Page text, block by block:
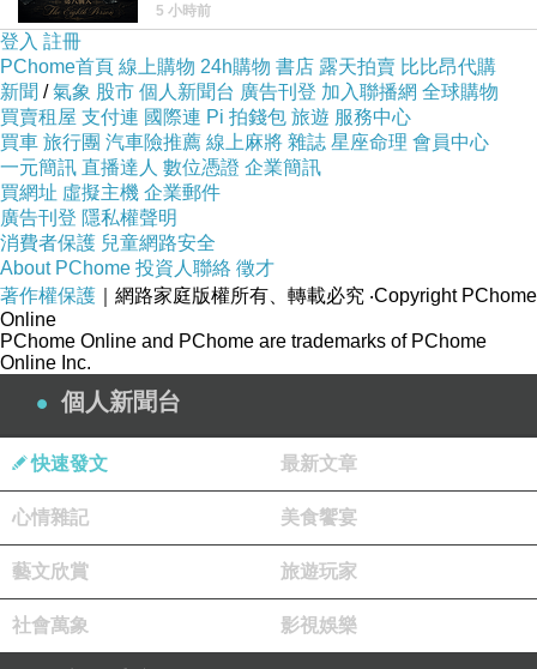
家。
>>>接收更多精彩賽事，歡迎加入《ETtoday運
動雲》粉絲團
★圖片為版權照片，由達志影像供《ETtoday東
森新聞雲》專用，任何網站、報刊、電視台未經
達志影像許可，不得部分或全部轉載！
外送
2017-01-0509:02
〔即時新聞／綜合報導〕台北股市今天開盤下跌
4.4點，跌幅0.05％，報9282.56點，成交金額為
6.07億元。
震中倒塌，七個人終於離開那片黑暗，
5 小時前
登入 註冊
PChome首頁 線上購物 24h購物 書店 露天拍賣 比比昂代購
新聞 /氣象 股市 個人新聞台 廣告刊登 加入聯播網 全球購物
買賣租屋 支付連 國際連 Pi 拍錢包 旅遊 服務中心
買車 旅行團 汽車險推薦 線上麻將 雜誌 星座命理 會員中心
一元簡訊 直播達人 數位憑證 企業簡訊
買網址 虛擬主機 企業郵件
廣告刊登 隱私權聲明
消費者保護 兒童網路安全
About PChome 投資人聯絡 徵才
著作權保護 ｜網路家庭版權所有、轉載必究 ‧Copyright PChome
Online
PChome Online and PChome are trademarks of PChome
Online Inc.
個人新聞台
快速發文 最新文章
心情雜記 美食饗宴
藝文欣賞 旅遊玩家
社會萬象 影視娛樂